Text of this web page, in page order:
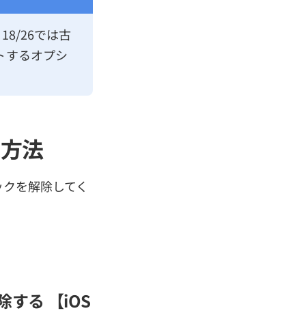
26では古
するオプシ
法
を解除してく
する 【iOS